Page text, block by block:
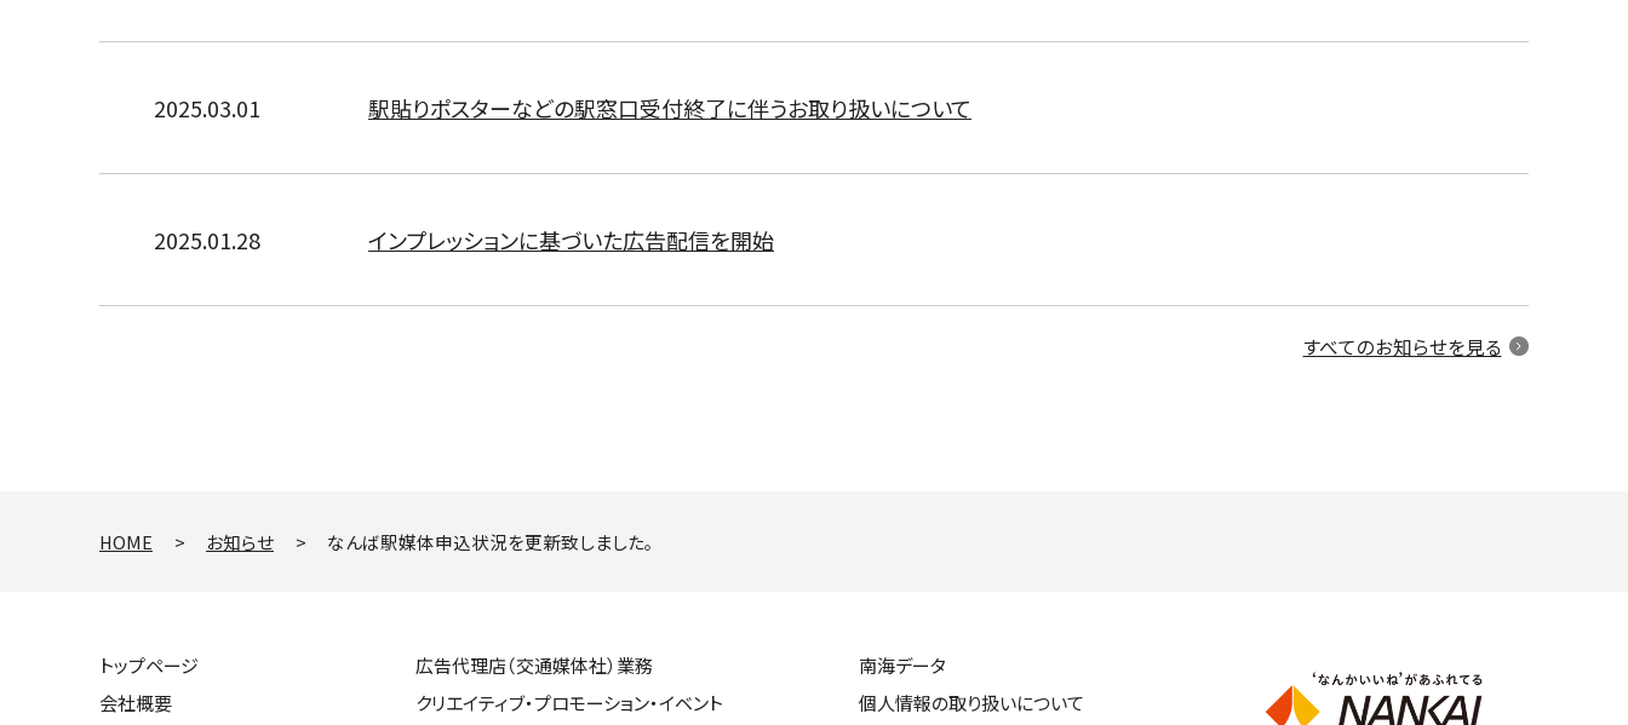
2025.03.01 駅貼りポスターなどの駅窓口受付終了に伴うお取り扱いについて
2025.01.28 インプレッションに基づいた広告配信を開始
すべてのお知らせを見る
HOME > お知らせ > なんば駅媒体申込状況を更新致しました。
トップページ
会社概要
広告代理店（交通媒体社）業務
クリエイティブ・プロモーション・イベント
南海データ
個人情報の取り扱いについて